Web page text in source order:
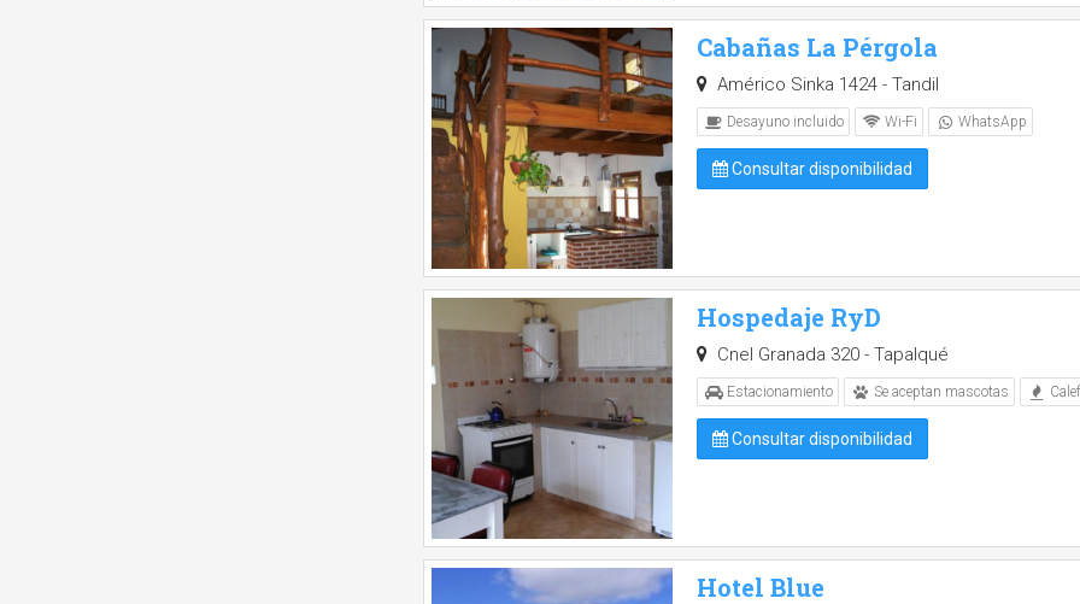
Cabañas La Pérgola
Américo Sinka 1424 - Tandil
Desayuno incluido Wi-Fi WhatsApp
Consultar disponibilidad
Hospedaje RyD
Cnel Granada 320 - Tapalqué
Estacionamiento Se aceptan mascotas
Consultar disponibilidad
Hotel Blue